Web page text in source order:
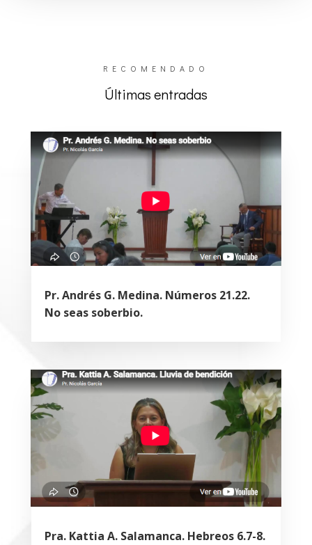
RECOMENDADO
Últimas entradas
Pr. Andrés G. Medina. Números 21.22.
No seas soberbio.
Pra. Kattia A. Salamanca. Hebreos 6.7-8.